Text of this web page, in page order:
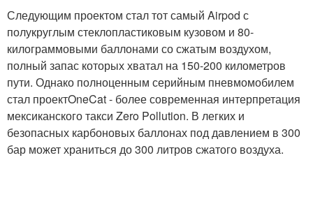
Следующим проектом стал тот самый Airpod с
полукруглым стеклопластиковым кузовом и 80-
килограммовыми баллонами со сжатым воздухом,
полный запас которых хватал на 150-200 километров
пути. Однако полноценным серийным пневмомобилем
стал проектOneCat - более современная интерпретация
мексиканского такси Zero Pollution. В легких и
безопасных карбоновых баллонах под давлением в 300
бар может храниться до 300 литров сжатого воздуха.